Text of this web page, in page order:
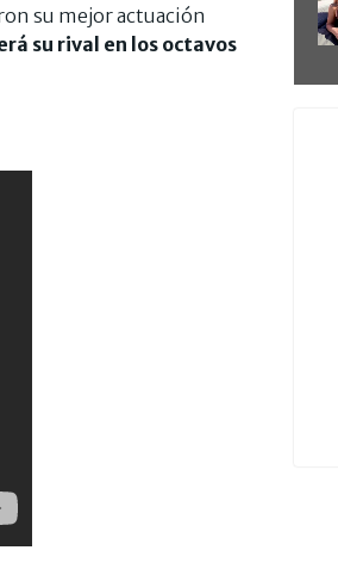
su mejor actuación
su rival en los octavos